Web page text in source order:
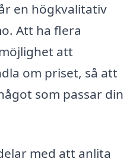
en högkvalitativ
Att ha flera
att
om priset, så att
som passar din
med att anlita